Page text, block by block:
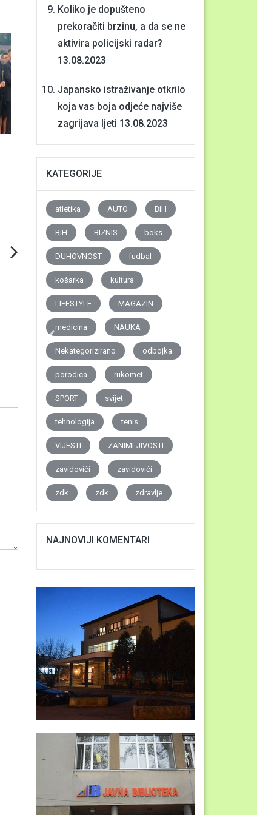
Koliko je dopušteno
prekoračiti brzinu, a da se ne
aktivira policijski radar?
13.08.2023
Japansko istraživanje otkrilo
koja vas boja odjeće najviše
zagrijava ljeti 13.08.2023
KATEGORIJE
atletika AUTO BiH
BiH BIZNIS boks
DUHOVNOST fudbal
košarka kultura
LIFESTYLE MAGAZIN
medicina NAUKA
Nekategorizirano odbojka
porodica rukomet
SPORT svijet
tehnologija tenis
VIJESTI ZANIMLJIVOSTI
zavidovići zavidovići
zdk zdk zdravlje
NAJNOVIJI KOMENTARI